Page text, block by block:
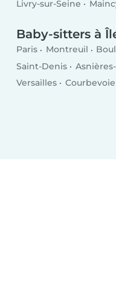
Livry-sur-Seine
Baby-sitters à
Paris Montreuil
Saint-Denis
Versailles
Courbevoie